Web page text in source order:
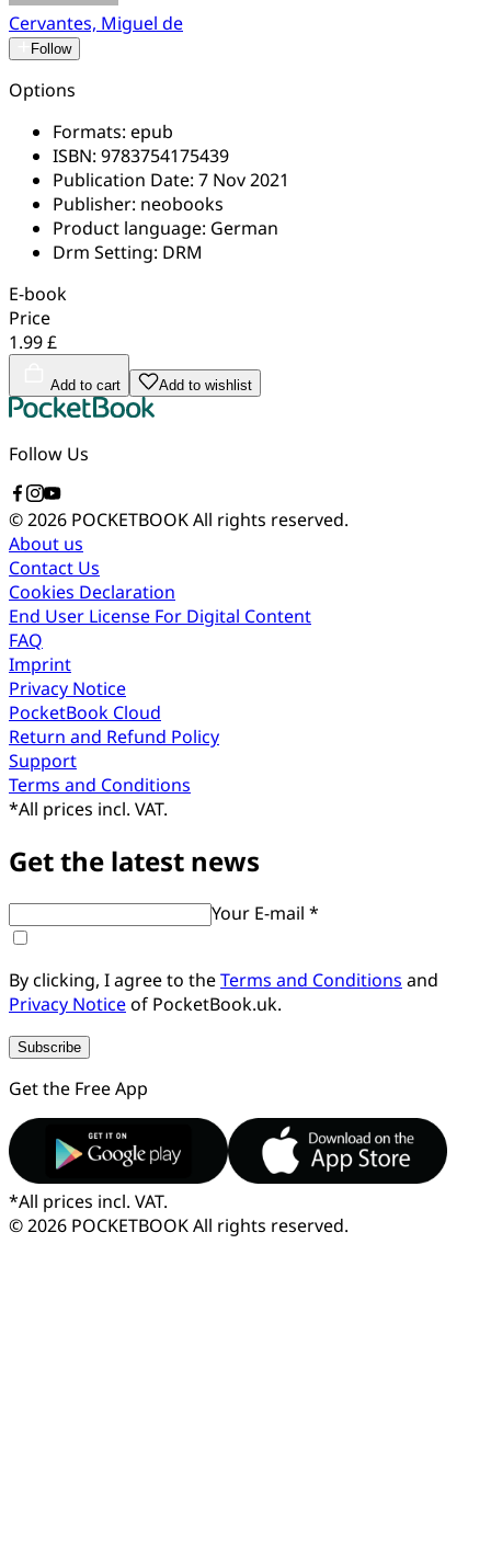
Cervantes, Miguel de
Follow
Options
Formats: epub
ISBN: 9783754175439
Publication Date: 7 Nov 2021
Publisher: neobooks
Product language: German
Drm Setting: DRM
E-book
Price
1.99 £
Add to cart Add to wishlist
Follow Us
© 2026 POCKETBOOKAll rights reserved.
About us
Contact Us
Cookies Declaration
End User License For Digital Content
FAQ
Imprint
Privacy Notice
PocketBook Cloud
Return and Refund Policy
Support
Terms and Conditions
*All prices incl. VAT.
Get the latest news
Your E-mail *
By clicking, I agree to theTerms and Conditions and
Privacy Noticeof PocketBook.uk.
Subscribe
Get the Free App
*All prices incl. VAT.
© 2026 POCKETBOOKAll rights reserved.